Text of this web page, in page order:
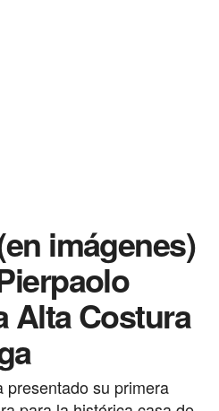
imágenes)
Alta Costura
presentado su primera